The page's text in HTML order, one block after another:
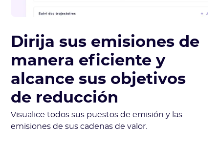
Dirija sus emisiones de
manera eficiente y
alcance sus objetivos
de reducción
Visualice todos sus puestos de emisión y las
emisiones de sus cadenas de valor.